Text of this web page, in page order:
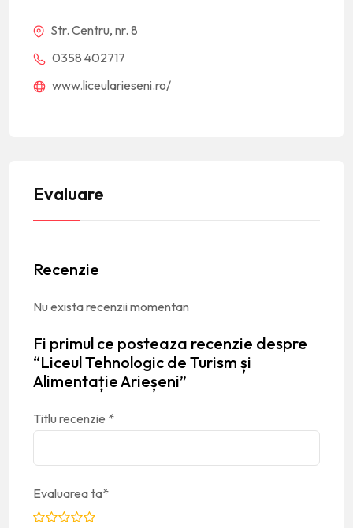
Str. Centru, nr. 8
0358 402717
www.liceularieseni.ro/
Evaluare
Recenzie
Nu exista recenzii momentan
Fi primul ce posteaza recenzie despre
“Liceul Tehnologic de Turism și
Alimentație Arieșeni”
Titlu recenzie *
Evaluarea ta*